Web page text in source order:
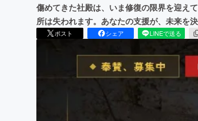
傷めてきた社殿は、いま修復の限界を迎え
所は失われます。あなたの支援が、未来を決
ポスト シェア LINEで送る